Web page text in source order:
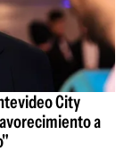
City
a